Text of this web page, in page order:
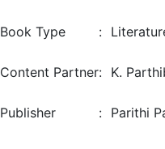
Book Type :
Content Partner: K.
Publisher : Parithi